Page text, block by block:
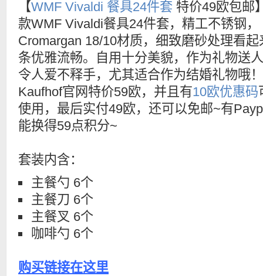
【WMF Vivaldi 餐具24件套 特价49欧包邮
款WMF Vivaldi餐具24件套，精工不锈钢，
Cromargan 18/10材质，细致磨砂处理看起
条优雅流畅。自用十分美貌，作为礼物送
令人爱不释手，尤其适合作为结婚礼物哦
Kaufhof官网特价59欧，并且有10欧优惠码
使用，最后实付49欧，还可以免邮~有
能换得59点积分~
套装内含：
主餐勺 6个
主餐刀 6个
主餐叉 6个
咖啡勺 6个
购买链接在这里